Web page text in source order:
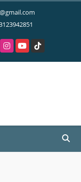
InstagramYouTubeTikTok